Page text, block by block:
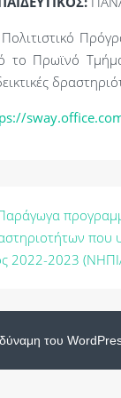
το Πρωϊνό
που
2022-2023
του